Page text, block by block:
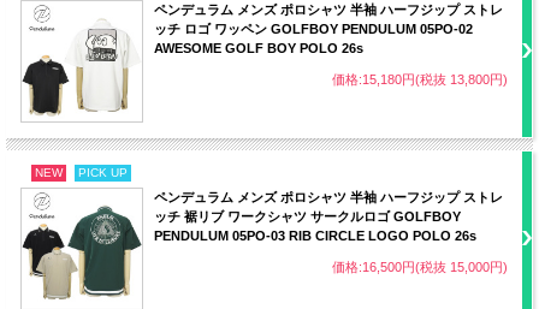
ペンデュラム メンズ ポロシャツ 半袖 ハーフジップ ストレ
ッチ ロゴ ワッペン GOLFBOY PENDULUM 05PO-02
AWESOME GOLF BOY POLO 26s
価格:15,180円(税抜 13,800円)
NEW PICK UP
ペンデュラム メンズ ポロシャツ 半袖 ハーフジップ ストレ
ッチ 裾リブ ワークシャツ サークルロゴ GOLFBOY
PENDULUM 05PO-03 RIB CIRCLE LOGO POLO 26s
価格:16,500円(税抜 15,000円)